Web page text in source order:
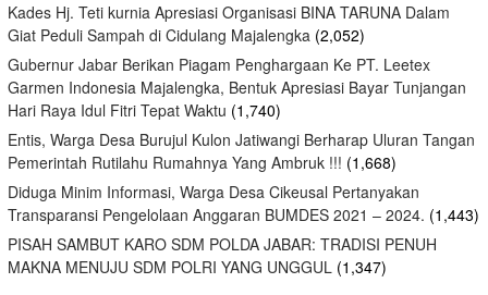
Kades Hj. Teti kurnia Apresiasi Organisasi BINA TARUNA Dalam
Giat Peduli Sampah di Cidulang Majalengka (2,052)
Gubernur Jabar Berikan Piagam Penghargaan Ke PT. Leetex
Garmen Indonesia Majalengka, Bentuk Apresiasi Bayar Tunjangan
Hari Raya Idul Fitri Tepat Waktu (1,740)
Entis, Warga Desa Burujul Kulon Jatiwangi Berharap Uluran Tangan
Pemerintah Rutilahu Rumahnya Yang Ambruk !!! (1,668)
Diduga Minim Informasi, Warga Desa Cikeusal Pertanyakan
Transparansi Pengelolaan Anggaran BUMDES 2021 – 2024. (1,443)
PISAH SAMBUT KARO SDM POLDA JABAR: TRADISI PENUH
MAKNA MENUJU SDM POLRI YANG UNGGUL (1,347)